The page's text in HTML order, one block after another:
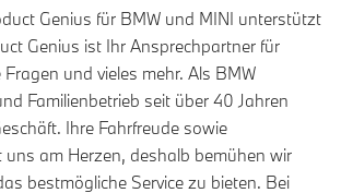
Genius für BMW und MINI unterstützt
Genius ist Ihr Ansprechpartner für
und vieles mehr. Als BMW
Familienbetrieb seit über 40 Jahren
Ihre Fahrfreude sowie
uns am Herzen, deshalb bemühen wir
bestmögliche Service zu bieten. Bei